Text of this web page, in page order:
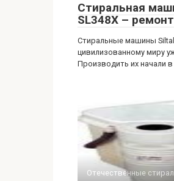
Стиральная
SL348X –
Стиральные машины
цивилизованному миру
Производить их начали в
Отечественные